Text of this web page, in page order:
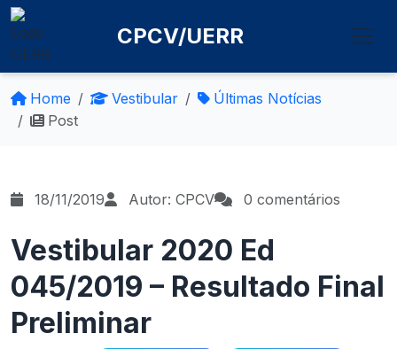
CPCV/UERR
Home Vestibular
Últimas Notícias
Post
18/11/2019 Autor: CPCV 0 comentários
Vestibular 2020 Ed
045/2019 – Resultado Final
Preliminar